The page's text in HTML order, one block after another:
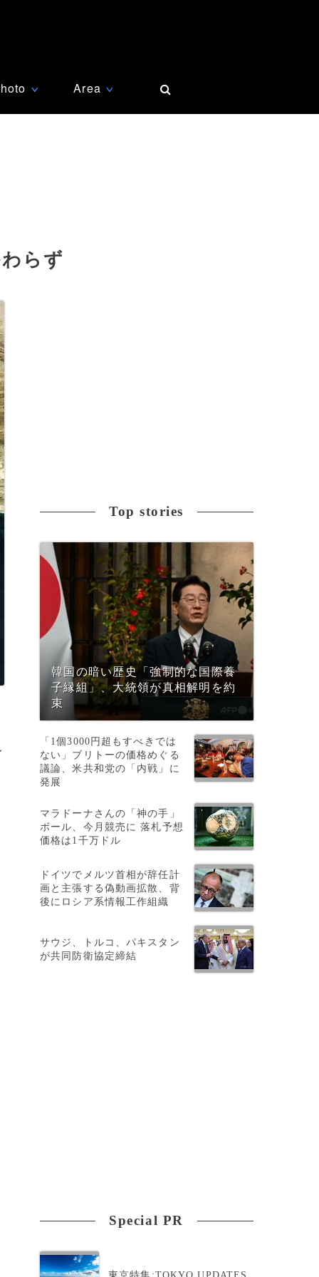
∨ Area ∨
らず
Top stories
韓国の暗い歴史「強制的な国際養
子縁組」、大統領が真相解明を約
束
「1個3000円超もすべきでは
ない」ブリトーの価格めぐる
議論、米共和党の「内戦」に
発展
マラドーナさんの「神の手」
ボール、今月競売に 落札予想
価格は1千万ドル
ドイツでメルツ首相が辞任計
画と主張する偽動画拡散、背
後にロシア系情報工作組織
サウジ、トルコ、パキスタン
が共同防衛協定締結
Special PR
東京特集:TOKYO UPDATES